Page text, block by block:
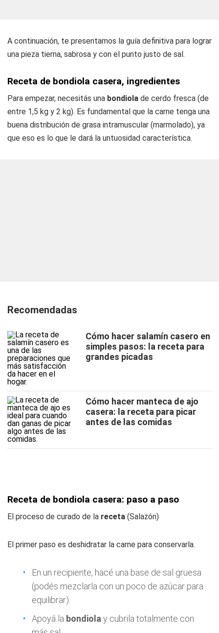
A continuación, te presentamos la guía definitiva para lograr
una pieza tierna, sabrosa y con el punto justo de sal.
Receta de bondiola casera, ingredientes
Para empezar, necesitás una bondiola de cerdo fresca (de
entre 1,5 kg y 2 kg). Es fundamental que la carne tenga una
buena distribución de grasa intramuscular (marmolado), ya
que eso es lo que le dará la untuosidad característica.
Recomendadas
Cómo hacer salamín casero en
simples pasos: la receta para
grandes picadas
Cómo hacer manteca de ajo
casera: la receta para picar
antes de las comidas
Receta de bondiola casera: paso a paso
El proceso de curado de la receta (Salazón)
El primer paso es deshidratar la carne para conservarla.
En un recipiente, hacé una base de sal gruesa
(podés mezclarla con un poco de azúcar para
equilibrar).
Apoyá la bondiola y cubrila totalmente con